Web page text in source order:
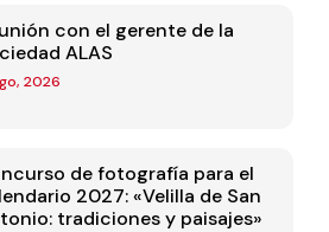
con el gerente de la
ALAS
2026
de fotografía para el
2027: «Velilla de San
tradiciones y paisajes»